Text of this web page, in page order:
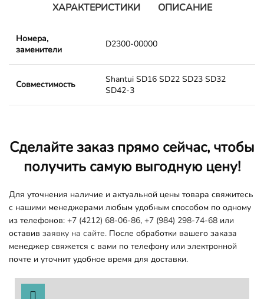
ХАРАКТЕРИСТИКИ ОПИСАНИЕ
Номера,
заменители
D2300-00000
Совместимость
Shantui SD16 SD22 SD23 SD32
SD42-3
Сделайте заказ прямо сейчас, чтобы
получить самую выгодную цену!
Для уточнения наличие и актуальной цены товара свяжитесь
с нашими менеджерами любым удобным способом по одному
из телефонов: +7 (4212) 68-06-86, +7 (984) 298-74-68 или
оставив заявку на сайте. После обработки вашего заказа
менеджер свяжется с вами по телефону или электронной
почте и уточнит удобное время для доставки.